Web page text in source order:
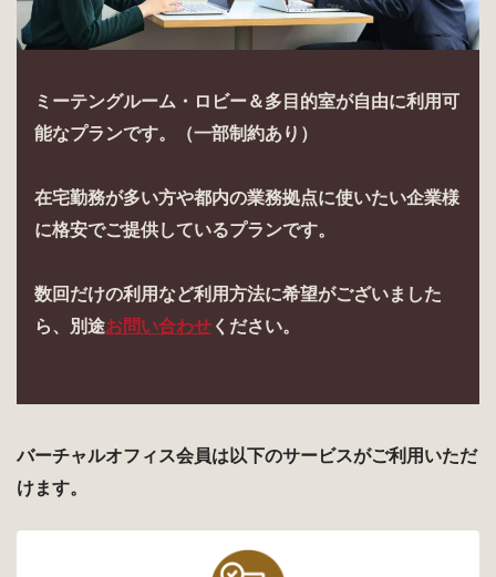
ミーテングルーム・ロビー＆多目的室が自由に利用可
能なプランです。（一部制約あり）
在宅勤務が多い方や都内の業務拠点に使いたい企業様
に格安でご提供しているプランです。
数回だけの利用など利用方法に希望がございました
ら、別途お問い合わせ ください。
バーチャルオフィス会員は以下のサービスがご利用いただ
けます。